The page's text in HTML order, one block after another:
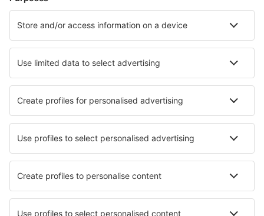
Hoteluri în Palermo
Hoteluri în Roma Hoteluri în Napoli Hoteluri în Milano
Hoteluri în Gaiole in Chianti Hoteluri în Ischia
Hoteluri în Vieste Hoteluri în Pachino
Cele mai bune hoteluri - orașe
Hoteluri în Kastav Hoteluri în West Atlantic City
Hoteluri în Lokeren Hoteluri în Neo Klima